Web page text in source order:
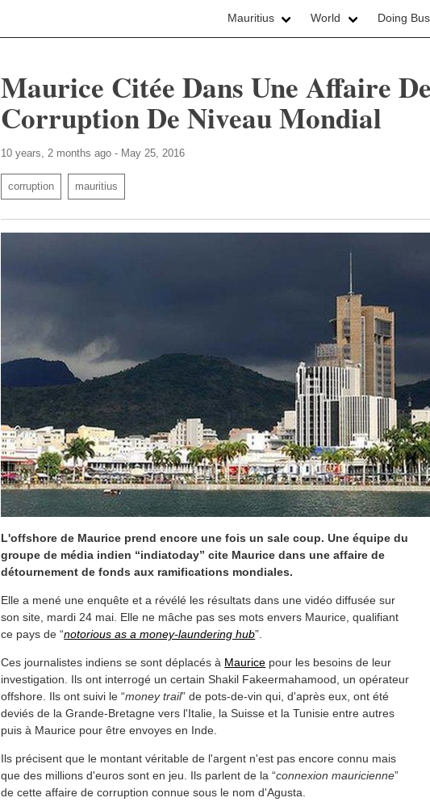
Mauritius World Doing
Maurice Citée Dans Une Affaire De
Corruption De Niveau Mondial
10 years, 2 months ago - May 25, 2016
corruption mauritius
L'offshore de Maurice prend encore une fois un sale coup. Une équipe du
groupe de média indien “indiatoday” cite Maurice dans une affaire de
détournement de fonds aux ramifications mondiales.
Elle a mené une enquête et a révélé les résultats dans une vidéo diffusée sur
son site, mardi 24 mai. Elle ne mâche pas ses mots envers Maurice, qualifiant
ce pays de “notorious as a money-laundering hub”.
Ces journalistes indiens se sont déplacés à Maurice pour les besoins de leur
investigation. Ils ont interrogé un certain Shakil Fakeermahamood, un opérateur
offshore. Ils ont suivi le “money trail” de pots-de-vin qui, d'après eux, ont été
deviés de la Grande-Bretagne vers l'Italie, la Suisse et la Tunisie entre autres
puis à Maurice pour être envoyes en Inde.
Ils précisent que le montant véritable de l'argent n'est pas encore connu mais
que des millions d'euros sont en jeu. Ils parlent de la “connexion mauricienne”
de cette affaire de corruption connue sous le nom d'Agusta.